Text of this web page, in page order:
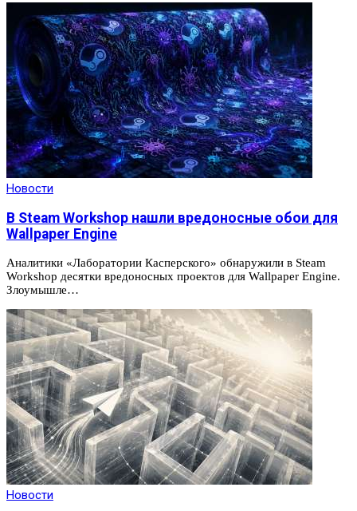
Новости
В Steam Workshop нашли вредоносные обои для
Wallpaper Engine
Аналитики «Лаборатории Касперского» обнаружили в Steam
Workshop десятки вредоносных проектов для Wallpaper Engine.
Злоумышле…
Новости